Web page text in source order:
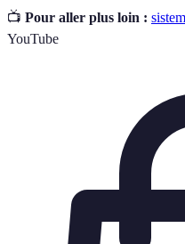
📺 Pour aller plus loin :
YouTube